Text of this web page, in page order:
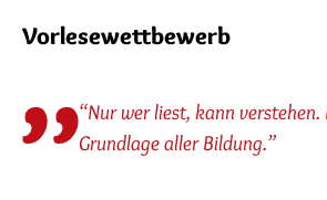
Vorlesewettbewerb
“Nur wer liest, kann verstehen.
Grundlage aller Bildung.”